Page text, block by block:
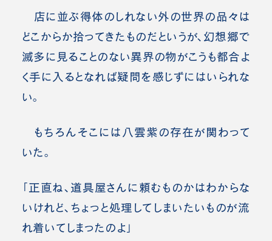
店に並ぶ得体のしれない外の世界の品々は
どこからか拾ってきたものだというが、幻想郷で
滅多に見ることのない異界の物がこうも都合よ
く手に入るとなれば疑問を感じずにはいられな
い。
もちろんそこには八雲紫の存在が関わって
いた。
「正直ね、道具屋さんに頼むものかはわからな
いけれど、ちょっと処理してしまいたいものが流
れ着いてしまったのよ」